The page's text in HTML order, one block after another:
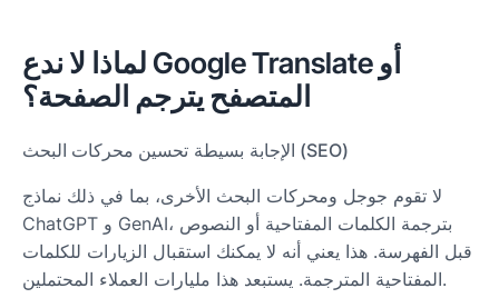
لماذا لا ندع Google Translate أو
المتصفح يترجم الصفحة؟
الإجابة بسيطة تحسين محركات البحث (SEO)
لا تقوم جوجل ومحركات البحث الأخرى، بما في ذلك نماذج
ChatGPT و GenAI، بترجمة الكلمات المفتاحية أو النصوص
قبل الفهرسة. هذا يعني أنه لا يمكنك استقبال الزيارات للكلمات
المفتاحية المترجمة. يستبعد هذا مليارات العملاء المحتملين.